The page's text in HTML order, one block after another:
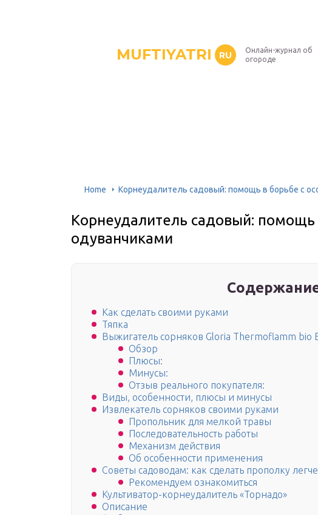
MUFTIYATRI RU
Онлайн-журнал об
огороде
Home Корнеудалитель садовый: помощь в борьбе с
Корнеудалитель садовый: помощь
одуванчиками
Как сделать своими руками
Тяпка
Выжигатель сорняков Gloria Thermoflamm bio
Обзор
Плюсы:
Минусы:
Отзыв реального покупателя:
Виды, особенности, плюсы и минусы
Извлекатель сорняков своими руками
Пропольник для мелкой травы
Последовательность работы
Механизм действия
Об особенности применения
Советы садоводам: как сделать прополку
Рекомендуем ознакомиться
Культиватор-корнеудалитель «Торнадо»
Описание